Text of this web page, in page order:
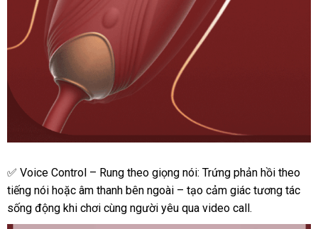
rung
Viotec
Violet
Pro
✅ Voice Control – Rung theo giọng nói: Trứng phản hồi theo
tiếng nói rẻ
nhất
hoặc âm thanh bên ngoài – tạo cảm giác tương tác
sống động khi chơi cùng người yêu qua video call.